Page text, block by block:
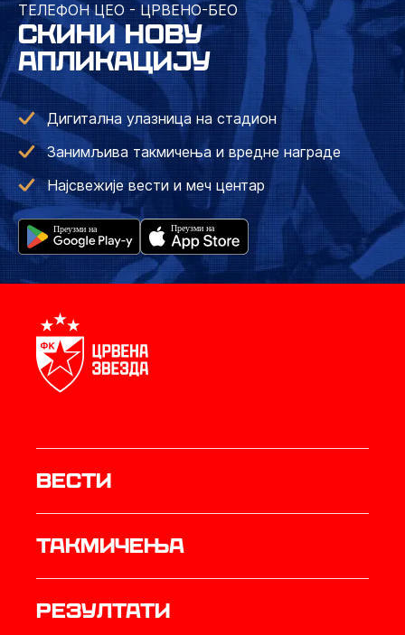
ТЕЛЕФОН ЦЕО - ЦРВЕНО-БЕО
СКИНИ НОВУ
АПЛИКАЦИЈУ
Дигитална улазница на стадион
Занимљива такмичења и вредне награде
Најсвежије вести и меч центар
Вести
Такмичења
резултати